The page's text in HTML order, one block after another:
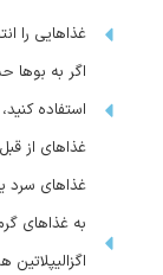
غذاهایی را
اگر به بوها
استفاده
غذاهای از
غذاهای سرد
به غذاهای